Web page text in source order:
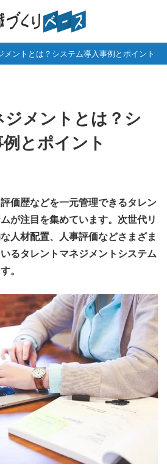
メントとは？システム導入事例とポイント
メントとは？シ
とポイント
価歴などを一元管理できるタレン
が注目を集めています。次世代リ
人材配置、人事評価などさまざま
るタレントマネジメントシステム
。